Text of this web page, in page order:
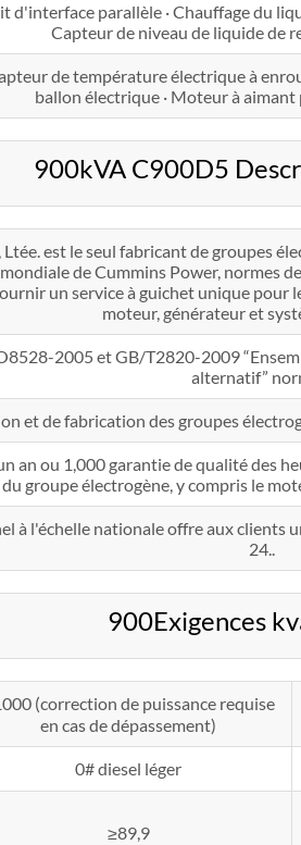
d'interface parallèle · Chauffage du
Capteur de niveau de liquide de
de température électrique à
ballon électrique · Moteur à
900kVA C900D5
est le seul fabricant de groupes
de Cummins Power, normes
un service à guichet unique pour
moteur, générateur et
2005 et GB/T2820-2009
alternatif”
et de fabrication des groupes
an ou 1,000 garantie de qualité des
groupe électrogène, y compris le
à l'échelle nationale offre aux
24..
900Exigences
(correction de puissance requise
en cas de dépassement)
0# diesel léger
≥89,9